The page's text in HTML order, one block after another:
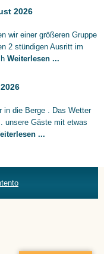
2026
wir einer größeren Gruppe
2 stündigen Ausritt im
Weiterlesen ...
in die Berge . Das Wetter
unsere Gäste mit etwas
...